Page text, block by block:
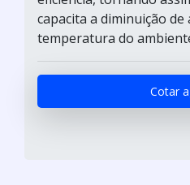
capacita a diminuição de
temperatura do
Cotar